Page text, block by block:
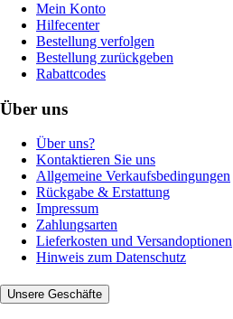
Mein Konto
Hilfecenter
Bestellung verfolgen
Bestellung zurückgeben
Rabattcodes
Über uns
Über uns?
Kontaktieren Sie uns
Allgemeine Verkaufsbedingungen
Rückgabe & Erstattung
Impressum
Zahlungsarten
Lieferkosten und Versandoptionen
Hinweis zum Datenschutz
Unsere Geschäfte